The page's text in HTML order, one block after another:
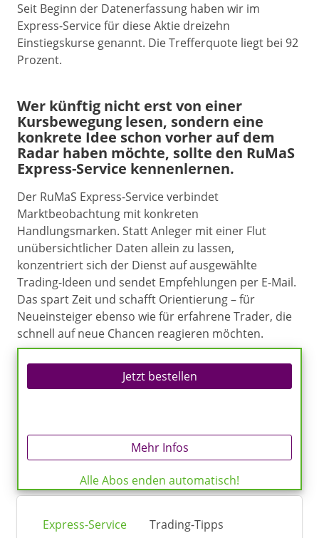
Seit Beginn der Datenerfassung haben wir im
Express-Service für diese Aktie dreizehn
Einstiegskurse genannt. Die Trefferquote liegt bei 92
Prozent.
Wer künftig nicht erst von einer
Kursbewegung lesen, sondern eine
konkrete Idee schon vorher auf dem
Radar haben möchte, sollte den RuMaS
Express-Service kennenlernen.
Der RuMaS Express-Service verbindet
Marktbeobachtung mit konkreten
Handlungsmarken. Statt Anleger mit einer Flut
unübersichtlicher Daten allein zu lassen,
konzentriert sich der Dienst auf ausgewählte
Trading-Ideen und sendet Empfehlungen per E-Mail.
Das spart Zeit und schafft Orientierung – für
Neueinsteiger ebenso wie für erfahrene Trader, die
schnell auf neue Chancen reagieren möchten.
Jetzt bestellen
Mehr Infos
Alle Abos enden automatisch!
Express-Service Trading-Tipps